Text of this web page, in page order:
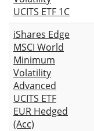
UCITS ETF 1C
iShares Edge
MSCI World
Minimum
Volatility
Advanced
UCITS ETF
EUR Hedged
(Acc)